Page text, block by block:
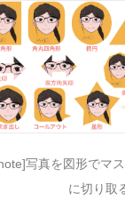
写真を図形でマ
に切り取